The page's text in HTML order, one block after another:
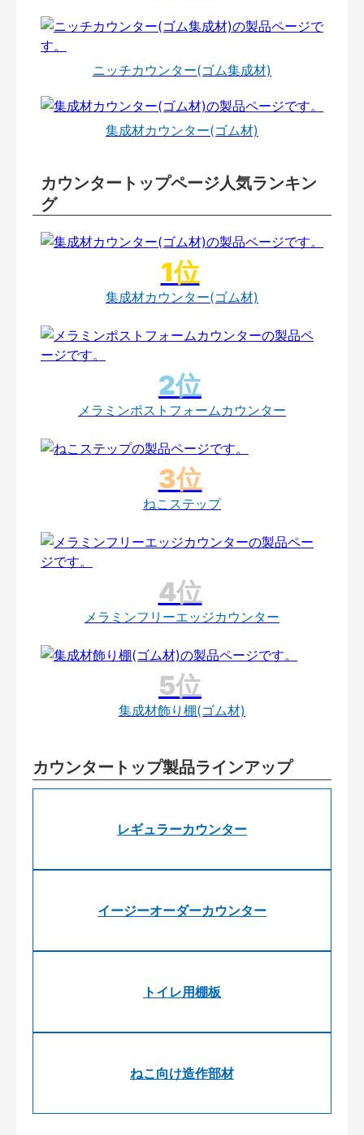
ニッチカウンター(ゴム集成材)
集成材カウンター(ゴム材)
カウンタートップページ人気ランキン
グ
集成材カウンター(ゴム材)
メラミンポストフォームカウンター
ねこステップ
メラミンフリーエッジカウンター
集成材飾り棚(ゴム材)
カウンタートップ製品ラインアップ
レギュラーカウンター
イージーオーダーカウンター
トイレ用棚板
ねこ向け造作部材